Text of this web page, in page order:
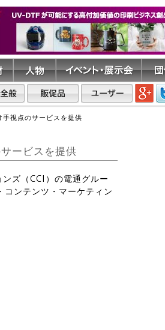
視点のサービスを提供
ービスを提供
ズ（CCI）の電通グルー
ンテンツ・マーケティン